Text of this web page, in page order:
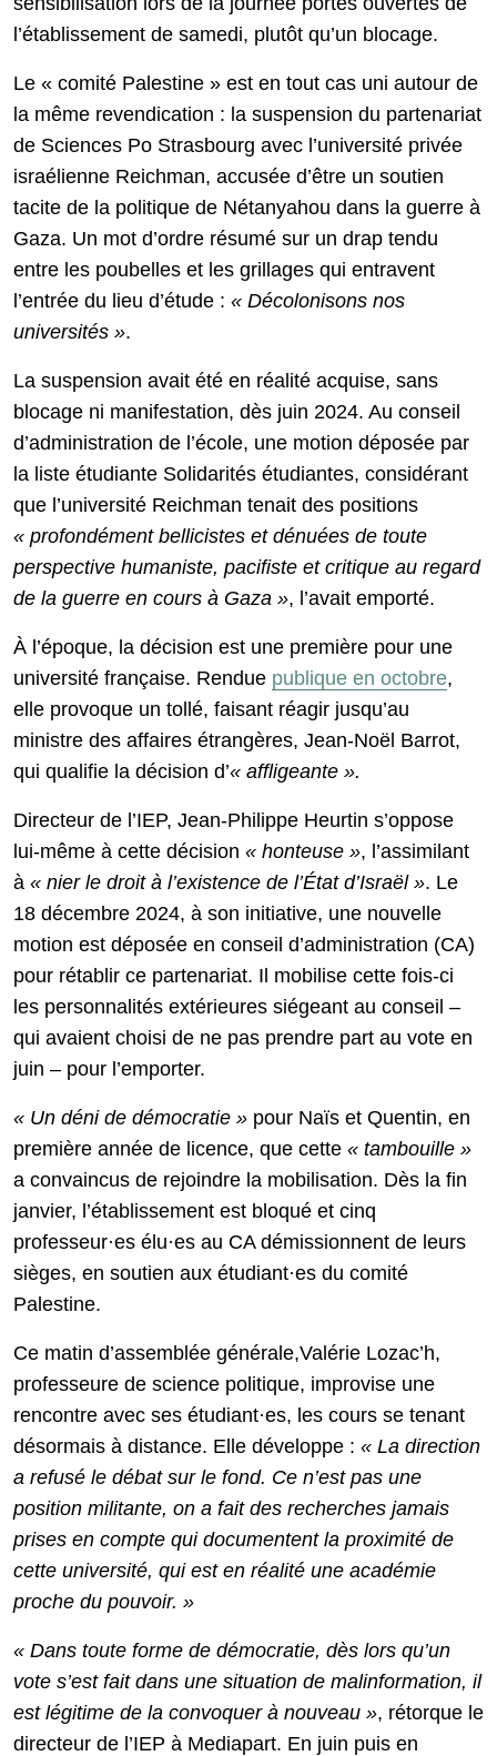
l’établissement de samedi, plutôt qu’un blocage.
Le « comité Palestine » est en tout cas uni autour de
la même revendication : la suspension du partenariat
de Sciences Po Strasbourg avec l’université privée
israélienne Reichman, accusée d’être un soutien
tacite de la politique de Nétanyahou dans la guerre à
Gaza. Un mot d’ordre résumé sur un drap tendu
entre les poubelles et les grillages qui entravent
l’entrée du lieu d’étude : « Décolonisons nos
universités ».
La suspension avait été en réalité acquise, sans
blocage ni manifestation, dès juin 2024. Au conseil
d’administration de l’école, une motion déposée par
la liste étudiante Solidarités étudiantes, considérant
que l’université Reichman tenait des positions
« profondément bellicistes et dénuées de toute
perspective humaniste, pacifiste et critique au regard
de la guerre en cours à Gaza », l’avait emporté.
À l’époque, la décision est une première pour une
université française. Rendue publique en octobre,
elle provoque un tollé, faisant réagir jusqu’au
ministre des affaires étrangères, Jean-Noël Barrot,
qui qualifie la décision d’« affligeante ».
Directeur de l’IEP, Jean-Philippe Heurtin s’oppose
lui-même à cette décision « honteuse », l’assimilant
à « nier le droit à l’existence de l’État d’Israël ». Le
18 décembre 2024, à son initiative, une nouvelle
motion est déposée en conseil d’administration (CA)
pour rétablir ce partenariat. Il mobilise cette fois-ci
les personnalités extérieures siégeant au conseil –
qui avaient choisi de ne pas prendre part au vote en
juin – pour l’emporter.
« Un déni de démocratie » pour Naïs et Quentin, en
première année de licence, que cette « tambouille »
a convaincus de rejoindre la mobilisation. Dès la fin
janvier, l’établissement est bloqué et cinq
professeur·es élu·es au CA démissionnent de leurs
sièges, en soutien aux étudiant·es du comité
Palestine.
Ce matin d’assemblée générale,Valérie Lozac’h,
professeure de science politique, improvise une
rencontre avec ses étudiant·es, les cours se tenant
désormais à distance. Elle développe : « La direction
a refusé le débat sur le fond. Ce n’est pas une
position militante, on a fait des recherches jamais
prises en compte qui documentent la proximité de
cette université, qui est en réalité une académie
proche du pouvoir. »
« Dans toute forme de démocratie, dès lors qu’un
vote s’est fait dans une situation de malinformation, il
est légitime de la convoquer à nouveau », rétorque le
directeur de l’IEP à Mediapart. En juin puis en